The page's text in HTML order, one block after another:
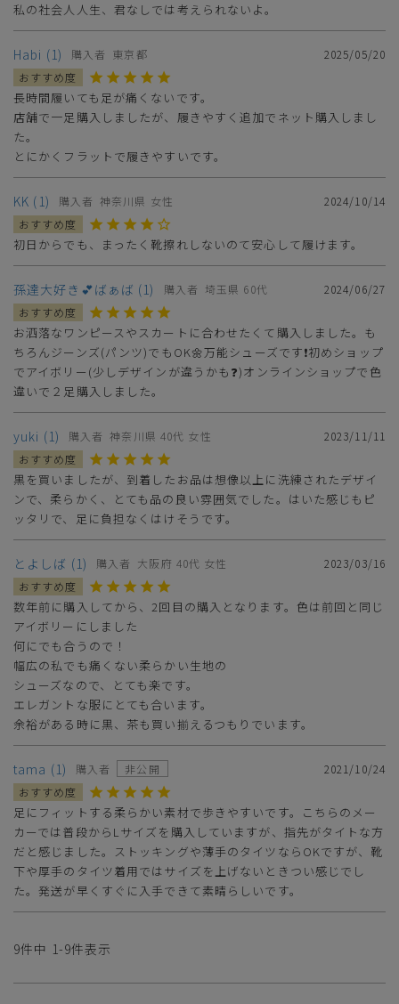
私の社会人人生、君なしでは考えられないよ。
Habi 1 購入者 東京都 2025/05/20
長時間履いても足が痛くないです。
店舗で一足購入しましたが、履きやすく追加でネット購入しまし
た。
とにかくフラットで履きやすいです。
KK 1 購入者 神奈川県 女性 2024/10/14
初日からでも、まったく靴擦れしないのて安心して履けます。
孫達大好き💕ばぁば 1 購入者 埼玉県 60代 2024/06/27
お洒落なワンピースやスカートに合わせたくて購入しました。も
ちろんジーンズ(パンツ)でもOK🌼万能シューズです❗️初めショップ
でアイボリー(少しデザインが違うかも❓️)オンラインショップで色
違いで２足購入しました。
yuki 1 購入者 神奈川県 40代 女性 2023/11/11
黒を買いましたが、到着したお品は想像以上に洗練されたデザイ
ンで、柔らかく、とても品の良い雰囲気でした。はいた感じもピ
ッタリで、足に負担なくはけそうです。
とよしば 1 購入者 大阪府 40代 女性 2023/03/16
数年前に購入してから、2回目の購入となります。色は前回と同じ
アイボリーにしました
何にでも合うので！
幅広の私でも痛くない柔らかい生地の
シューズなので、とても楽です。
エレガントな服にとても合います。
余裕がある時に黒、茶も買い揃えるつもりでいます。
tama 1 購入者 非公開 2021/10/24
足にフィットする柔らかい素材で歩きやすいです。こちらのメー
カーでは普段からLサイズを購入していますが、指先がタイトな方
だと感じました。ストッキングや薄手のタイツならOKですが、靴
下や厚手のタイツ着用ではサイズを上げないときつい感じでし
た。発送が早くすぐに入手できて素晴らしいです。
9件中 1-9件表示